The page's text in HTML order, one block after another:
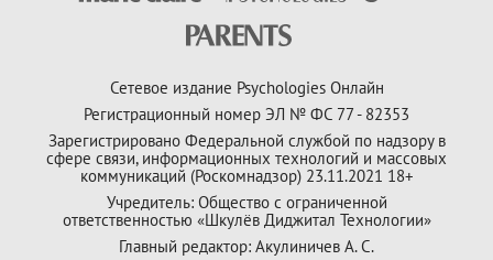
Сетевое издание Psychologies Онлайн
Регистрационный номер ЭЛ № ФС 77 - 82353
Зарегистрировано Федеральной службой по надзору в
сфере связи, информационных технологий и массовых
коммуникаций (Роскомнадзор) 23.11.2021 18+
Учредитель: Общество с ограниченной
ответственностью «Шкулёв Диджитал Технологии»
Главный редактор: Акулиничев А. С.